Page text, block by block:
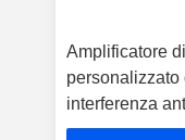
Amplificatore
personalizzato
interferenza
512MHz